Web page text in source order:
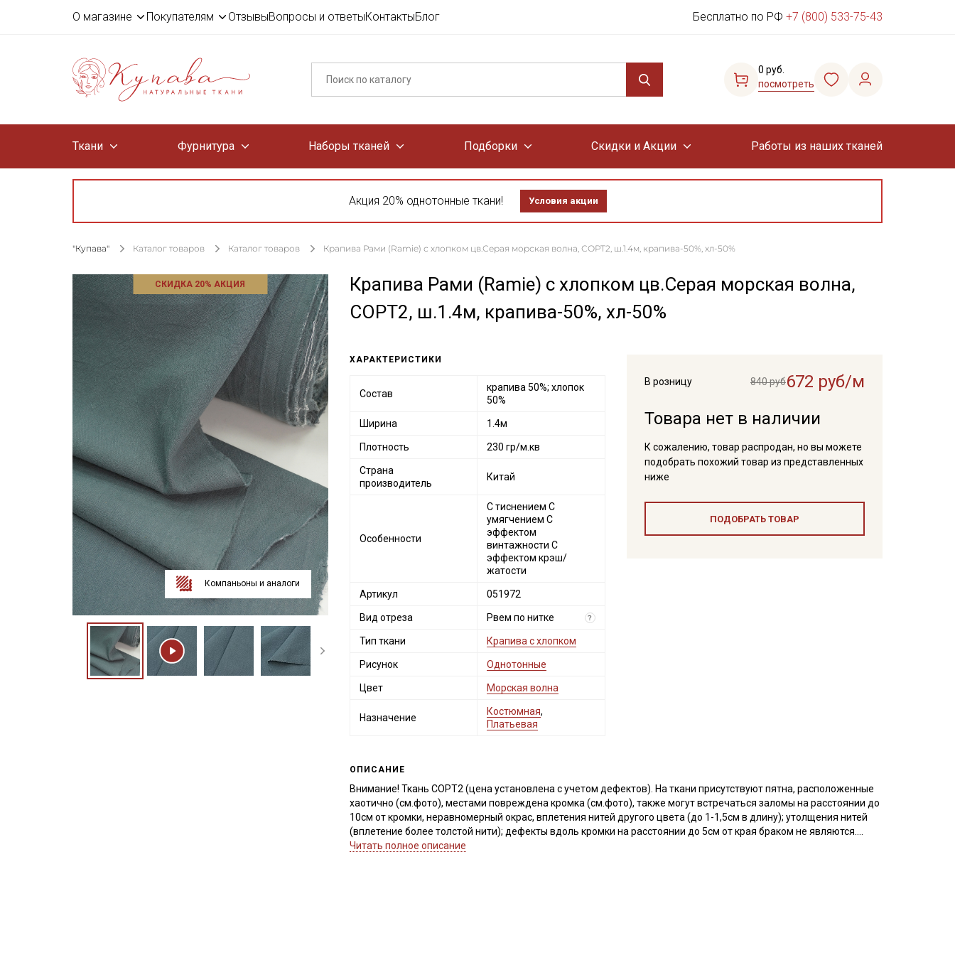
О магазине Покупателям ОтзывыВопросы и ответыКонтактыБлог Бесплатно по РФ +7 (800) 533-75-43
0 руб.
посмотреть
Ткани Фурнитура Наборы тканей Подборки Скидки и Акции Работы из наших тканей
Акция 20% однотонные ткани! Условия акции
"Купава" Каталог товаров Каталог товаров Крапива Рами (Ramie) с хлопком цв.Серая морская волна, СОРТ2, ш.1.4м, крапива-50%, хл-50%
СКИДКА 20% АКЦИЯ
Компаньоны и аналоги
Крапива Рами (Ramie) с хлопком цв.Серая морская волна,
СОРТ2, ш.1.4м, крапива-50%, хл-50%
В розницу 840 руб672 руб/м
Товара нет в наличии
К сожалению, товар распродан, но вы можете
подобрать похожий товар из представленных
ниже
ПОДОБРАТЬ ТОВАР
ХАРАКТЕРИСТИКИ
Состав
крапива 50%; хлопок
50%
Ширина 1.4м
Плотность 230 гр/м.кв
Страна
производитель
Китай
Особенности
С тиснением С
умягчением С
эффектом
винтажности С
эффектом крэш/
жатости
Артикул 051972
Вид отреза Рвем по нитке ?
Тип ткани Крапива с хлопком
Рисунок Однотонные
Цвет Морская волна
Назначение
Костюмная,
Платьевая
ОПИСАНИЕ
Внимание! Ткань СОРТ2 (цена установлена с учетом дефектов). На ткани присутствуют пятна, расположенные
хаотично (см.фото), местами повреждена кромка (см.фото), также могут встречаться заломы на расстоянии до
10см от кромки, неравномерный окрас, вплетения нитей другого цвета (до 1-1,5см в длину); утолщения нитей
(вплетение более толстой нити); дефекты вдоль кромки на расстоянии до 5см от края браком не являются.
Ширина ткани ±2см., местами кромка увеличена до 2см. Просим учитывать это при заказе.
Читать полное описание